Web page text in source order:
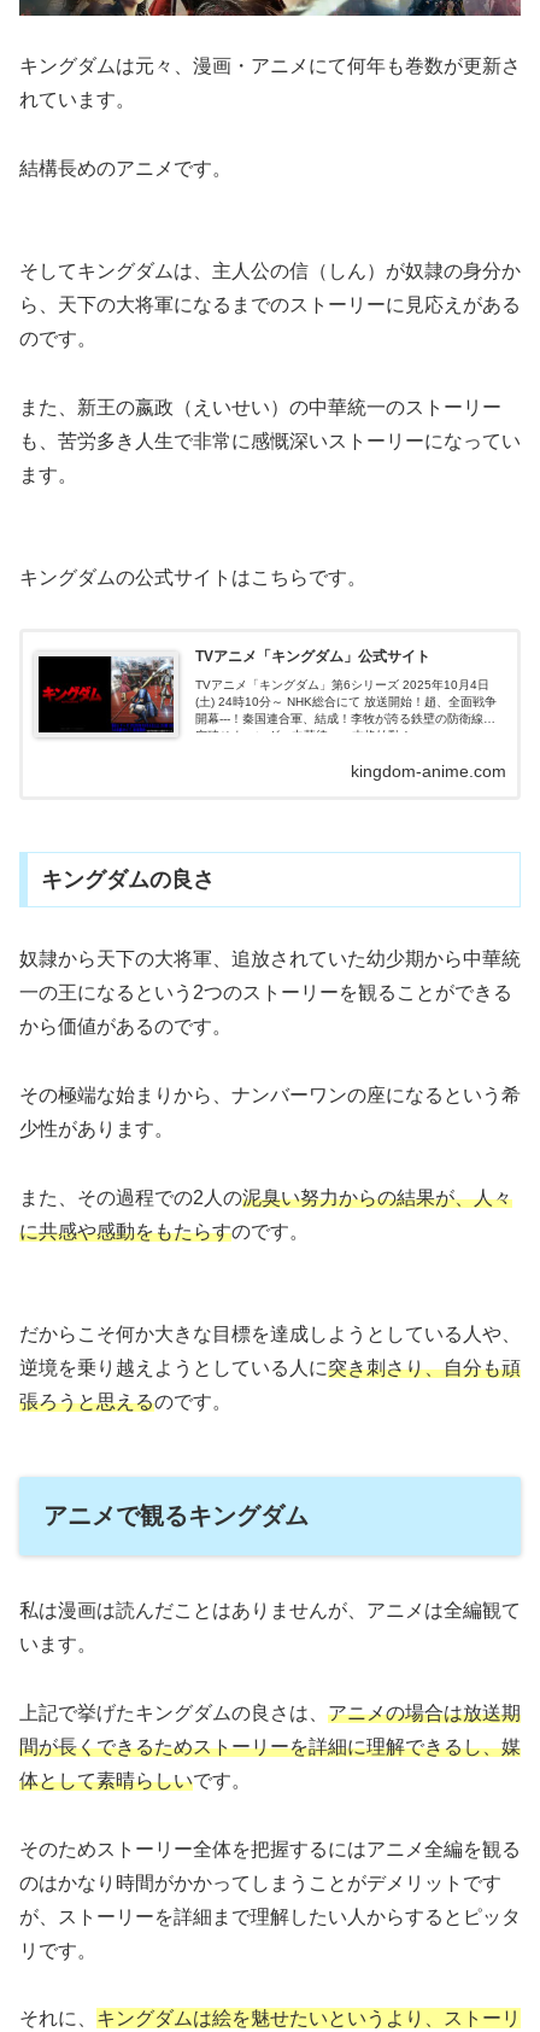
キングダムは元々、漫画・アニメにて何年も巻数が更新さ
れています。
結構長めのアニメです。
そしてキングダムは、主人公の信（しん）が奴隷の身分か
ら、天下の大将軍になるまでのストーリーに見応えがある
のです。
また、新王の嬴政（えいせい）の中華統一のストーリー
も、苦労多き人生で非常に感慨深いストーリーになってい
ます。
キングダムの公式サイトはこちらです。
TVアニメ「キングダム」公式サイト
TVアニメ「キングダム」第6シリーズ 2025年10月4日
(土) 24時10分～ NHK総合にて 放送開始！趙、全面戦争
開幕---！秦国連合軍、結成！李牧が誇る鉄壁の防衛線を
突破せよ。いざ、中華統一へ本格始動！
kingdom-anime.com
キングダムの良さ
奴隷から天下の大将軍、追放されていた幼少期から中華統
一の王になるという2つのストーリーを観ることができる
から価値があるのです。
その極端な始まりから、ナンバーワンの座になるという希
少性があります。
また、その過程での2人の泥臭い努力からの結果が、人々
に共感や感動をもたらすのです。
だからこそ何か大きな目標を達成しようとしている人や、
逆境を乗り越えようとしている人に突き刺さり、自分も頑
張ろうと思えるのです。
アニメで観るキングダム
私は漫画は読んだことはありませんが、アニメは全編観て
います。
上記で挙げたキングダムの良さは、 アニメの場合は放送期
間が長くできるためストーリーを詳細に理解できるし、媒
体として素晴らしいです。
そのためストーリー全体を把握するにはアニメ全編を観る
のはかなり時間がかかってしまうことがデメリットです
が、ストーリーを詳細まで理解したい人からするとピッタ
リです。
それに、 キングダムは絵を魅せたいというより、ストーリ